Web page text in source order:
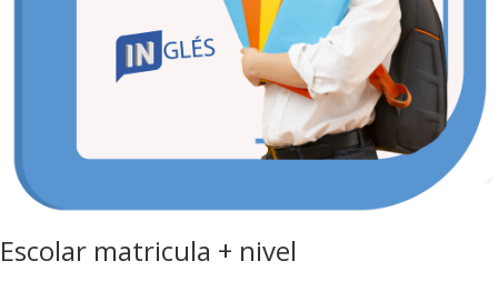
Escolar matricula + nivel